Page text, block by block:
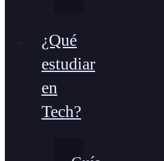
¿Qué
estudiar
en
Tech?